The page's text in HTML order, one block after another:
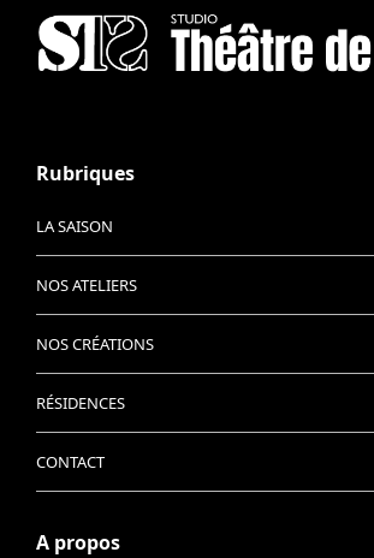
Rubriques
LA SAISON
NOS ATELIERS
NOS CRÉATIONS
RÉSIDENCES
CONTACT
A propos